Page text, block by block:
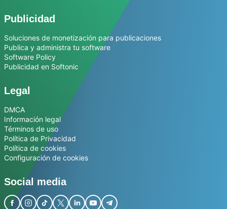
Publicidad
Soluciones de monetización para publicaciones
Publica y administra tu software
Software Policy
Publicidad en Softonic
Legal
DMCA
Información legal
Términos de uso
Política de Privacidad
Política de cookies
Configuración de cookies
Social media